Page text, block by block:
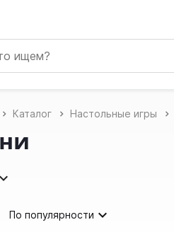
Каталог Настольные игры
По популярности